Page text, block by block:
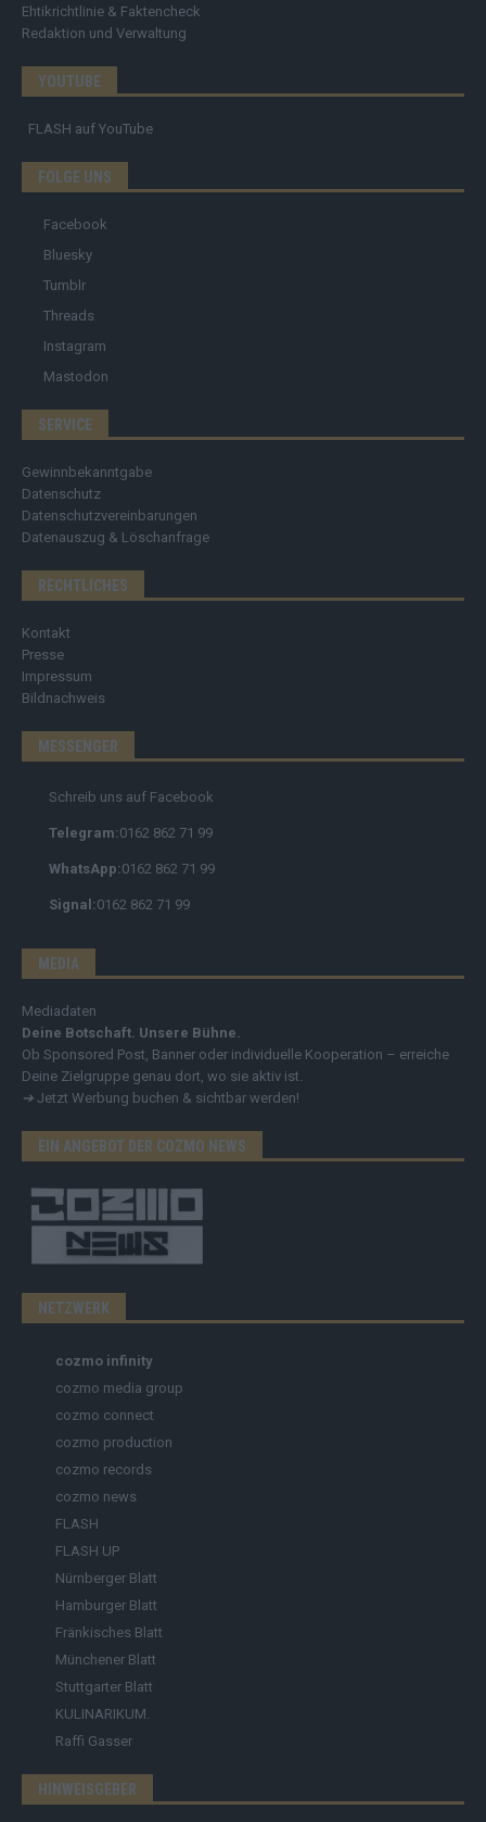
Ehtikrichtlinie & Faktencheck
Redaktion und Verwaltung
YOUTUBE
FLASH auf YouTube
FOLGE UNS
Facebook
Bluesky
Tumblr
Threads
Instagram
Mastodon
SERVICE
Gewinnbekanntgabe
Datenschutz
Datenschutzvereinbarungen
Datenauszug & Löschanfrage
RECHTLICHES
Kontakt
Presse
Impressum
Bildnachweis
MESSENGER
Schreib uns auf Facebook
Telegram:0162 862 71 99
WhatsApp:0162 862 71 99
Signal:0162 862 71 99
MEDIA
Mediadaten
Deine Botschaft. Unsere Bühne.
Ob Sponsored Post, Banner oder individuelle Kooperation – erreiche
Deine Zielgruppe genau dort, wo sie aktiv ist.
➔ Jetzt Werbung buchen & sichtbar werden!
EIN ANGEBOT DER COZMO NEWS
NETZWERK
cozmo infinity
cozmo media group
cozmo connect
cozmo production
cozmo records
cozmo news
FLASH
FLASH UP
Nürnberger Blatt
Hamburger Blatt
Fränkisches Blatt
Münchener Blatt
Stuttgarter Blatt
KULINARIKUM.
Raffi Gasser
HINWEISGEBER